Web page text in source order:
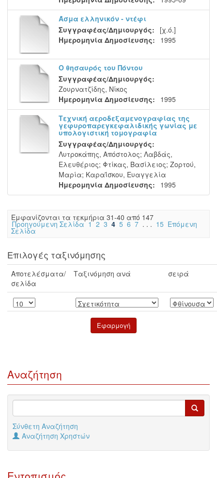
Άσμα ελληνικόν - ντέφι
Συγγραφέας/Δημιουργός:
[χ.ό.]
Ημερομηνία Δημοσίευσης:
1995
Ο θησαυρός του Πόντου
Συγγραφέας/Δημιουργός:
Ζουρνατζίδης, Νίκος
Ημερομηνία Δημοσίευσης:
1995
Τεχνική αεροδεξαμενογραφίας της
γεφυροπαρεγκεφαλιδικής γωνίας με
υπολογιστική τομογραφία
Συγγραφέας/Δημιουργός:
Λυτροκάπης, Απόστολος; Λαβδάς,
Ελευθέριος; Φτίκας, Βασίλειος; Ζορτού,
Μαρία; Καραΐσκου, Ευαγγελία
Ημερομηνία Δημοσίευσης:
1995
Eμφανίζονται τα τεκμήρια 31-40 από 147
Προηγούμενη Σελίδα 1 2 3 4 5 6 7 . . . 15 Επόμενη
Σελίδα
Επιλογές ταξινόμησης
Αποτελέσματα/
σελίδα
Ταξινόμηση ανά σειρά
Αναζήτηση
Σύνθετη Αναζήτηση
Αναζήτηση Χρηστών